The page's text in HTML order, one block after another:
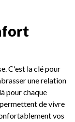
C'est la clé pour
une relation
pour chaque
de vivre
vos